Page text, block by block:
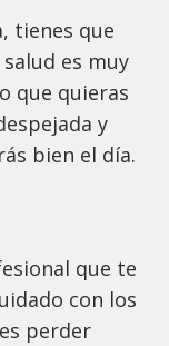
tienes que
es muy
que quieras
y
bien el día.
que te
con los
perder